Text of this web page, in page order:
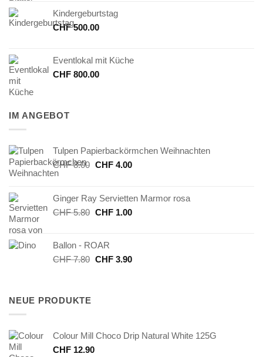
Kindergeburtstag
CHF500.00
Eventlokal mit Küche
CHF 800.00
IM ANGEBOT
Tulpen Papierbackörmchen Weihnachten
CHF8.00 Ursprünglicher
CHF 8.00
CHF4.00Aktueller
CHF 4.00.
Ginger Ray Servietten Marmor rosa
CHF5.80 Ursprünglicher
CHF 5.80
CHF1.00Aktueller
Ballon - ROAR
CHF7.80 Ursprünglicher
CHF3.90Aktueller
NEUE PRODUKTE
Colour Mill Choco Drip Natural White 125G
CHF 12.90